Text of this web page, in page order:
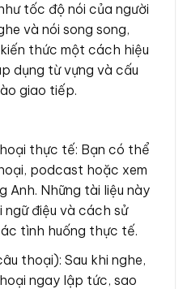
tốc độ nói của người
và nói song song,
thức một cách hiệu
dụng từ vựng và cấu
giao tiếp.
thực tế: Bạn có thể
podcast hoặc xem
Anh. Những tài liệu này
điệu và cách sử
tình huống thực tế.
thoại): Sau khi nghe,
ngay lập tức, sao